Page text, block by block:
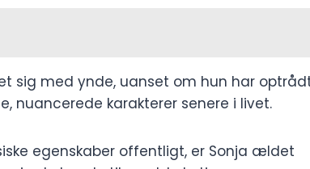
sig med ynde, uanset om hun har
nuancerede karakterer senere i livet.
egenskaber offentligt, er Sonja ældet